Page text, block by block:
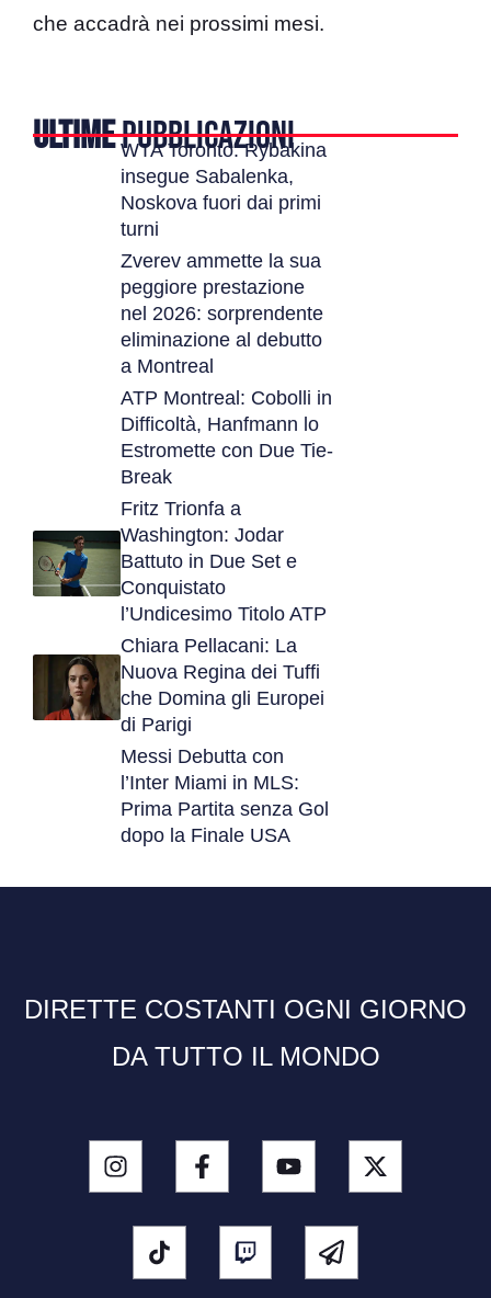
che accadrà nei prossimi mesi.
ULTIMEPUBBLICAZIONI
WTA Toronto: Rybakina
insegue Sabalenka,
Noskova fuori dai primi
turni
Zverev ammette la sua
peggiore prestazione
nel 2026: sorprendente
eliminazione al debutto
a Montreal
ATP Montreal: Cobolli in
Difficoltà, Hanfmann lo
Estromette con Due Tie-
Break
Fritz Trionfa a
Washington: Jodar
Battuto in Due Set e
Conquistato
l’Undicesimo Titolo ATP
Chiara Pellacani: La
Nuova Regina dei Tuffi
che Domina gli Europei
di Parigi
Messi Debutta con
l’Inter Miami in MLS:
Prima Partita senza Gol
dopo la Finale USA
DIRETTE COSTANTI OGNI GIORNO
DA TUTTO IL MONDO